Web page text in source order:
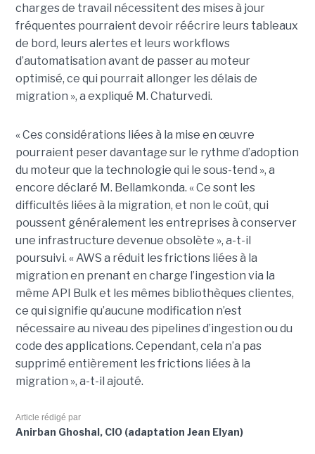
charges de travail nécessitent des mises à jour
fréquentes pourraient devoir réécrire leurs tableaux
de bord, leurs alertes et leurs workflows
d’automatisation avant de passer au moteur
optimisé, ce qui pourrait allonger les délais de
migration », a expliqué M. Chaturvedi.
« Ces considérations liées à la mise en œuvre
pourraient peser davantage sur le rythme d’adoption
du moteur que la technologie qui le sous-tend », a
encore déclaré M. Bellamkonda. « Ce sont les
difficultés liées à la migration, et non le coût, qui
poussent généralement les entreprises à conserver
une infrastructure devenue obsolète », a-t-il
poursuivi. « AWS a réduit les frictions liées à la
migration en prenant en charge l’ingestion via la
même API Bulk et les mêmes bibliothèques clientes,
ce qui signifie qu’aucune modification n’est
nécessaire au niveau des pipelines d’ingestion ou du
code des applications. Cependant, cela n’a pas
supprimé entièrement les frictions liées à la
migration », a-t-il ajouté.
Article rédigé par
Anirban Ghoshal, CIO (adaptation Jean Elyan)